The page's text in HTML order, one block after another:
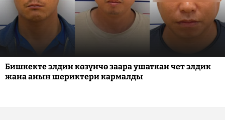
Бишкекте элдин көзүнчө заара ушаткан чет элдик
жана анын шериктери кармалды